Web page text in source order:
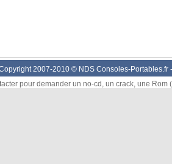
2007-2010 © NDS Consoles-Portables.fr
pour demander un no-cd, un crack, une